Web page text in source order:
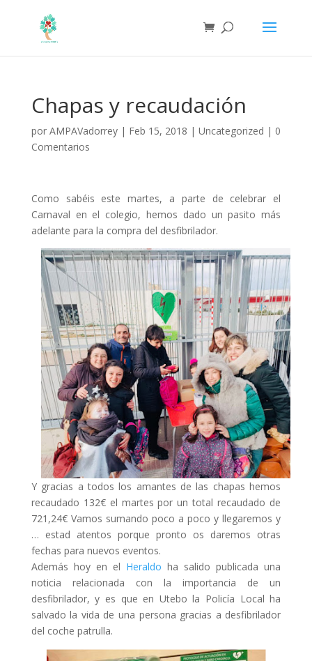
Chapas y recaudación
por AMPAVadorrey| Feb 15, 2018 | Uncategorized | 0
Comentarios
Como sabéis este martes, a parte de celebrar el
Carnaval en el colegio, hemos dado un pasito más
adelante para la compra del desfibrilador.
Y gracias a todos los amantes de las chapas hemos
recaudado 132€ el martes por un total recaudado de
721,24€ Vamos sumando poco a poco y llegaremos y
… estad atentos porque pronto os daremos otras
fechas para nuevos eventos.
Además hoy en el Heraldo ha salido publicada una
noticia relacionada con la importancia de un
desfibrilador, y es que en Utebo la Policía Local ha
salvado la vida de una persona gracias a desfibrilador
del coche patrulla.